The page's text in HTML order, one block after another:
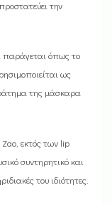
την
παράγεται όπως το
ως
της μάσκαρα
εκτός των lip
συντηρητικό και
του ιδιότητες.